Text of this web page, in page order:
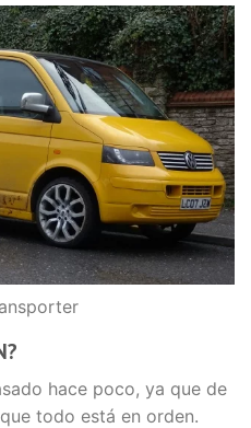
hace poco, ya que de
todo está en orden.